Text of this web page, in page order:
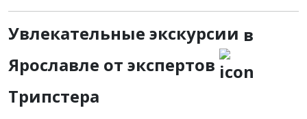
Увлекательные экскурсии в
Ярославле от экспертов
Трипстера